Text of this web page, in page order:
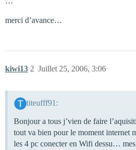
merci d’avance…
kiwi13 Juillet 25, 2006, 3:06
2
titeufff91:
Bonjour a tous j’vien de faire
tout va bien pour le moment internet
les 4 pc conecter en Wifi dessu…